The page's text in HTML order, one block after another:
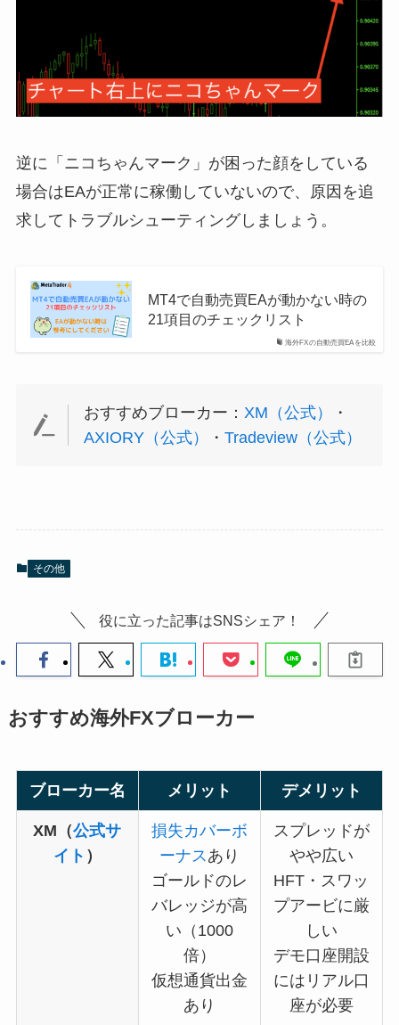
逆に「ニコちゃんマーク」が困った顔をしている
場合はEAが正常に稼働していないので、原因を追
求してトラブルシューティングしましょう。
海外FXの自動売買EAを比較
MT4で自動売買EAが動かない時の
21項目のチェックリスト
おすすめブローカー： XM（公式）
・
AXIORY（公式）
・Tradeview（公式）
その他
役に立った記事はSNSシェア！
おすすめ海外FXブローカー
ブローカー名 メリット デメリット
XM（公式サ
イト ）
損失カバーボ
ーナスあり
ゴールドのレ
バレッジが高
い（1000
倍）
仮想通貨出金
あり
スプレッドが
やや広い
HFT・スワッ
プアービに厳
しい
デモ口座開設
にはリアル口
座が必要